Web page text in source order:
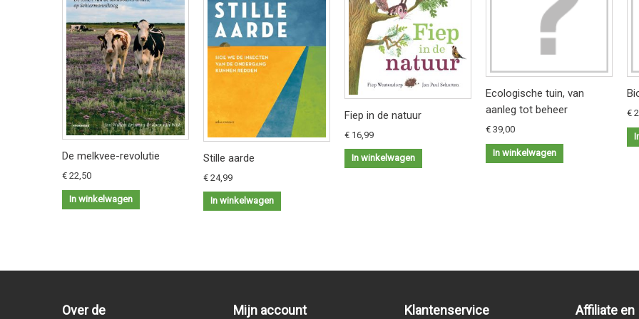
De melkvee-revolutie
€ 22,50
In winkelwagen
Stille aarde
€ 24,99
In winkelwagen
Fiep in de natuur
€ 16,99
In winkelwagen
Ecologische tuin, van
aanleg tot beheer
€ 39,00
In winkelwagen
€
Over de
Mijn account Klantenservice
Affiliate en